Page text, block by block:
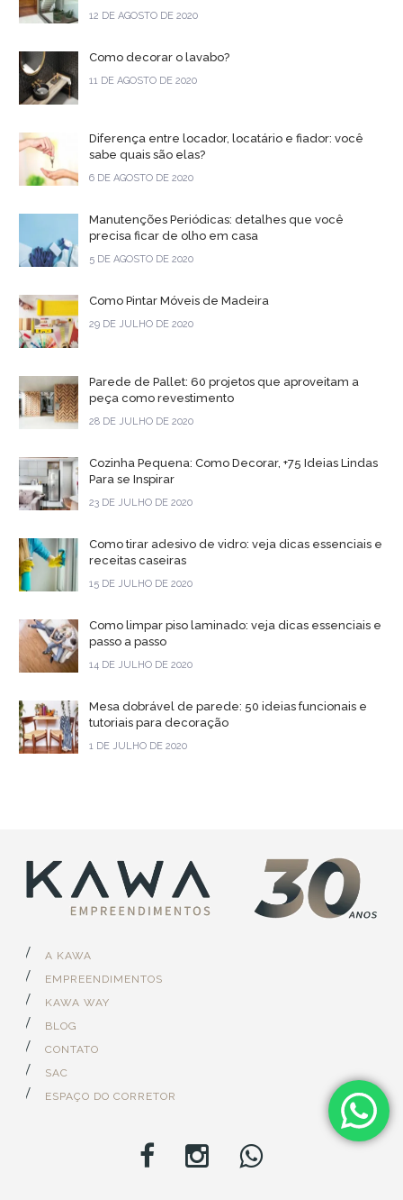
12 DE AGOSTO DE 2020
Como decorar o lavabo?
11 DE AGOSTO DE 2020
Diferença entre locador, locatário e fiador: você
sabe quais são elas?
6 DE AGOSTO DE 2020
Manutenções Periódicas: detalhes que você
precisa ficar de olho em casa
5 DE AGOSTO DE 2020
Como Pintar Móveis de Madeira
29 DE JULHO DE 2020
Parede de Pallet: 60 projetos que aproveitam a
peça como revestimento
28 DE JULHO DE 2020
Cozinha Pequena: Como Decorar, +75 Ideias Lindas
Para se Inspirar
23 DE JULHO DE 2020
Como tirar adesivo de vidro: veja dicas essenciais e
receitas caseiras
15 DE JULHO DE 2020
Como limpar piso laminado: veja dicas essenciais e
passo a passo
14 DE JULHO DE 2020
Mesa dobrável de parede: 50 ideias funcionais e
tutoriais para decoração
1 DE JULHO DE 2020
A KAWA
EMPREENDIMENTOS
KAWA WAY
BLOG
CONTATO
SAC
ESPAÇO DO CORRETOR